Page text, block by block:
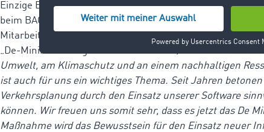
Einzige Bedingung ist, dass noch vor der
beim BAG gestellt wird! Nur dann können die
Mitarbeiter Marcel Frings, Abteilungsleiter des Key
„De-Minimis“-Integration bei TimoCom, betont
: Das
Umwelt, am Klimaschutz und an einem nachhaltigen
ist auch für uns ein wichtiges Thema. Seit Jahren
Verkehrsplanung durch den Einsatz unserer Software
können. Wir freuen uns somit sehr, dass es jetzt das De
Maßnahme wird das Bewusstsein für den Einsatz neuer